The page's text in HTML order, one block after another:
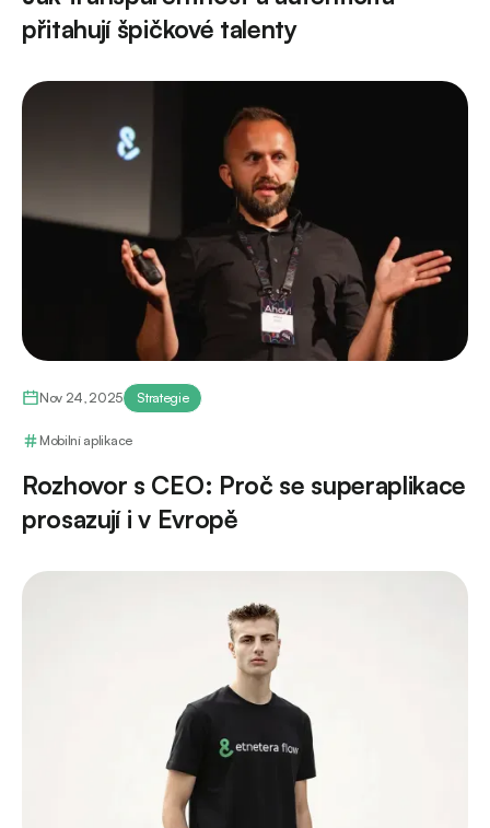
přitahují špičkové talenty
Nov 24, 2025 Strategie
Mobilní aplikace
Rozhovor s CEO: Proč se superaplikace
prosazují i v Evropě